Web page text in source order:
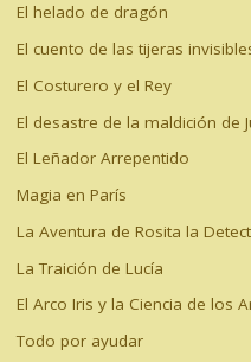
El helado de dragón
El cuento de las tijeras
El Costurero y el Rey
El desastre de la maldición de
El Leñador Arrepentido
Magia en París
La Aventura de Rosita la
La Traición de Lucía
El Arco Iris y la Ciencia de los
Todo por ayudar